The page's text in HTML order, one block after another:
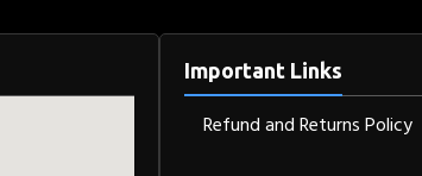
Important Links
Refund and Returns Policy